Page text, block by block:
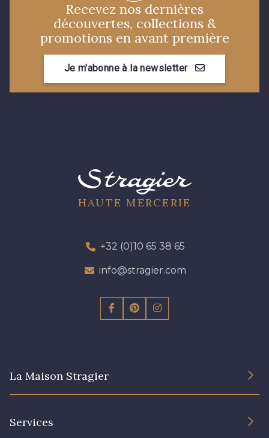
Recevez nos dernières
découvertes, collections &
promotions en avant première
Je m'abonne à la newsletter
HAUTE MERCERIE
+32 (0)10 65 38 65
info@stragier.com
La Maison Stragier
Services